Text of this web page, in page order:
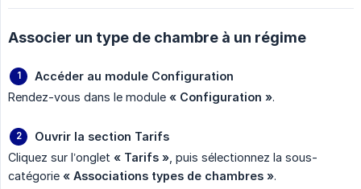
Associer un type de chambre à un régime
Accéder au module Configuration
Rendez-vous dans le module « Configuration ».
Ouvrir la section Tarifs
Cliquez sur l’onglet « Tarifs » , puis sélectionnez la sous-
catégorie « Associations types de chambres ».